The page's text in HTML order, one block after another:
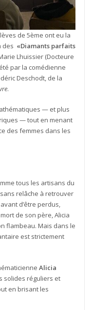
de 5ème ont eu la
des «Diamants parfaits
Lhuissier (Docteure
par la comédienne
Deschodt, de la
.
— et plus
— tout en menant
des femmes dans les
tous les artisans du
relâche à retrouver
d’être perdus,
de son père, Alicia
flambeau. Mais dans le
est strictement
Alicia
solides réguliers et
en brisant les